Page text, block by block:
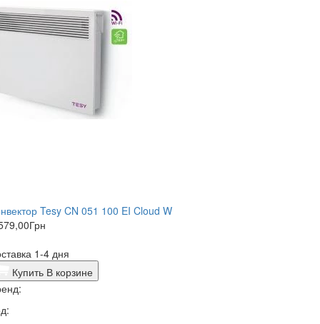
Tesy CN 051 100 EI Cloud W
Грн
1-4 дня
Купить В корзине